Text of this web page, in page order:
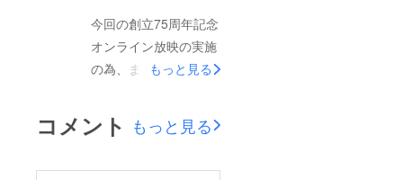
から放映される「우리
학교 푸른 나무야」を
こうご期待くださ
下報告ーーーーーーー
金額：７５５，０００
今回の創立75周年記念
オンライン放映の実施
の為、また、本イベン
ご覧いただく為に実施
したクラウドファン
もっと見る
コメント もっと見る